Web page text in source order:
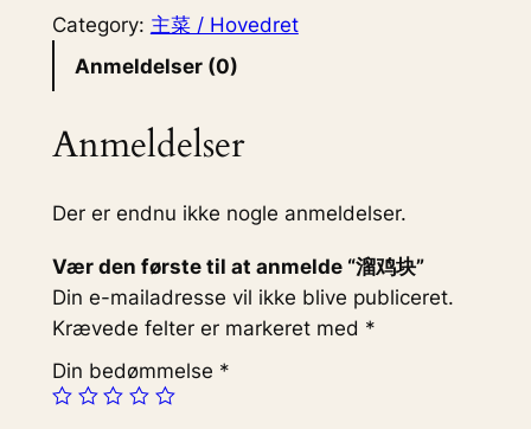
块
a
Category: 主菜 / Hovedret
Anmeldelser (0)
Anmeldelser
Der er endnu ikke nogle anmeldelser.
Vær den første til at anmelde “溜鸡块”
Din e-mailadresse vil ikke blive publiceret.
Krævede felter er markeret med *
Din bedømmelse *